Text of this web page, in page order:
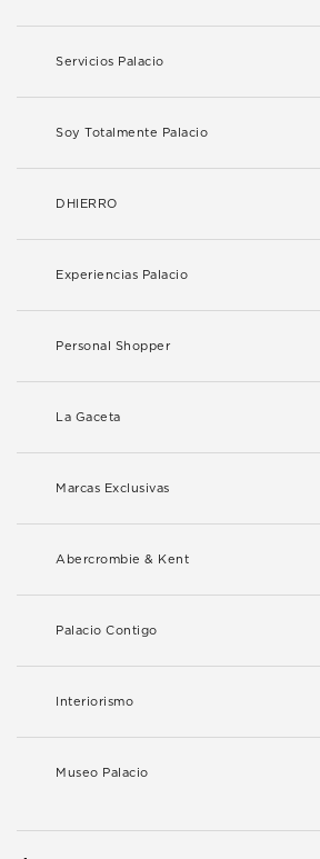
Servicios Palacio
Soy Totalmente Palacio
DHIERRO
Experiencias Palacio
Personal Shopper
La Gaceta
Marcas Exclusivas
Abercrombie & Kent
Palacio Contigo
Interiorismo
Museo Palacio